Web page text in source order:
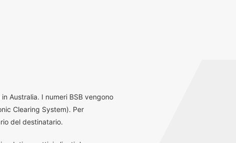
Australia. I numeri BSB vengono
Clearing System). Per
del destinatario.